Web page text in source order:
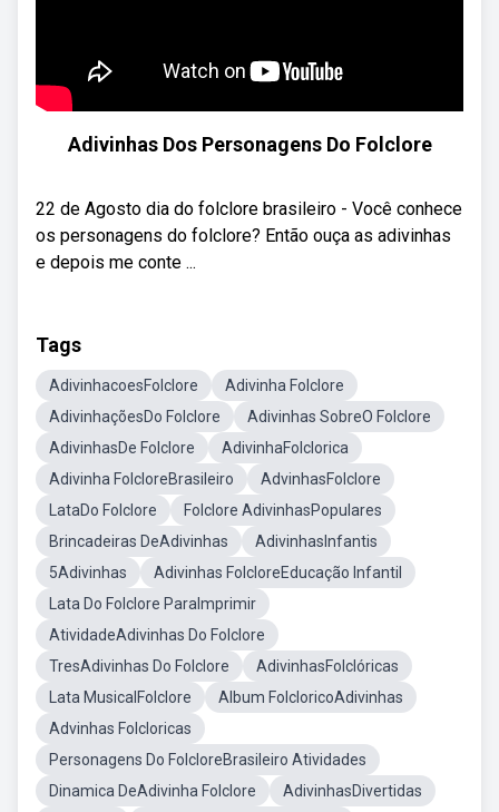
Adivinhas Dos Personagens Do Folclore
22 de Agosto dia do folclore brasileiro - Você conhece
os personagens do folclore? Então ouça as adivinhas
e depois me conte ...
Tags
AdivinhacoesFolclore
Adivinha Folclore
AdivinhaçõesDo Folclore
Adivinhas SobreO Folclore
AdivinhasDe Folclore
AdivinhaFolclorica
Adivinha FolcloreBrasileiro
AdvinhasFolclore
LataDo Folclore
Folclore AdivinhasPopulares
Brincadeiras DeAdivinhas
AdivinhasInfantis
5Adivinhas
Adivinhas FolcloreEducação Infantil
Lata Do Folclore ParaImprimir
AtividadeAdivinhas Do Folclore
TresAdivinhas Do Folclore
AdivinhasFolclóricas
Lata MusicalFolclore
Album FolcloricoAdivinhas
Advinhas Folcloricas
Personagens Do FolcloreBrasileiro Atividades
Dinamica DeAdivinha Folclore
AdivinhasDivertidas